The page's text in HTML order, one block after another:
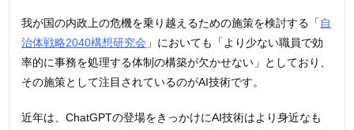
我が国の内政上の危機を乗り越えるための施策を検討する「 自
治体戦略2040構想研究会 」においても「より少ない職員で効
率的に事務を処理する体制の構築が欠かせない」としており、
その施策として注目されているのがAI技術です。
近年は、ChatGPTの登場をきっかけにAI技術はより身近なも